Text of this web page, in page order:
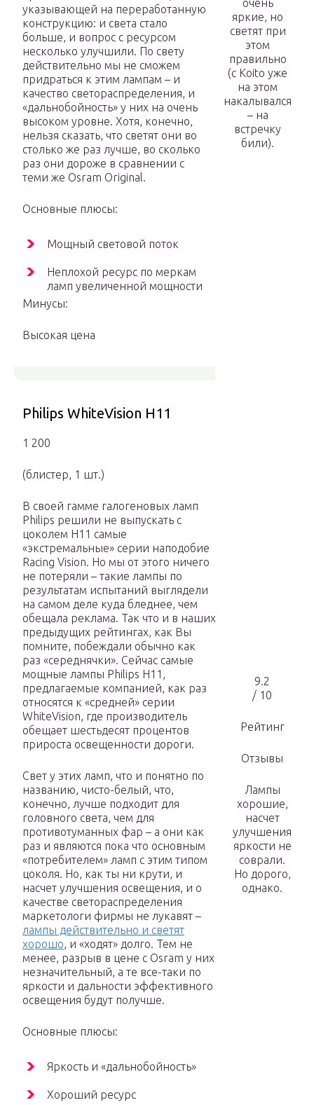
указывающей на переработанную
конструкцию: и света стало
больше, и вопрос с ресурсом
несколько улучшили. По свету
действительно мы не сможем
придраться к этим лампам – и
качество светораспределения, и
«дальнобойность» у них на очень
высоком уровне. Хотя, конечно,
нельзя сказать, что светят они во
столько же раз лучше, во сколько
раз они дороже в сравнении с
теми же Osram Original.
Основные плюсы:
Мощный световой поток
Неплохой ресурс по меркам
ламп увеличенной мощности
Минусы:
Высокая цена
очень
яркие, но
светят при
этом
правильно
(с Koito уже
на этом
накалывался
– на
встречку
били).
Philips WhiteVision H11
1 200
(блистер, 1 шт.)
В своей гамме галогеновых ламп
Philips решили не выпускать с
цоколем H11 самые
«экстремальные» серии наподобие
Racing Vision. Но мы от этого ничего
не потеряли – такие лампы по
результатам испытаний выглядели
на самом деле куда бледнее, чем
обещала реклама. Так что и в наших
предыдущих рейтингах, как Вы
помните, побеждали обычно как
раз «середнячки». Сейчас самые
мощные лампы Philips H11,
предлагаемые компанией, как раз
относятся к «средней» серии
WhiteVision, где производитель
обещает шестьдесят процентов
прироста освещенности дороги.
Свет у этих ламп, что и понятно по
названию, чисто-белый, что,
конечно, лучше подходит для
головного света, чем для
противотуманных фар – а они как
раз и являются пока что основным
«потребителем» ламп с этим типом
цоколя. Но, как ты ни крути, и
насчет улучшения освещения, и о
качестве светораспределения
маркетологи фирмы не лукавят –
лампы действительно и светят
хорошо, и «ходят» долго. Тем не
менее, разрыв в цене с Osram у них
незначительный, а те все-таки по
яркости и дальности эффективного
освещения будут получше.
Основные плюсы:
Яркость и «дальнобойность»
Хороший ресурс
9.2
/ 10
Рейтинг
Отзывы
Лампы
хорошие,
насчет
улучшения
яркости не
соврали.
Но дорого,
однако.